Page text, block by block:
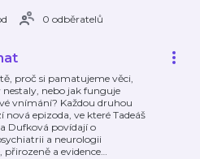
0 odběratelů
proč si pamatujeme věci,
nestaly, nebo jak funguje
vnímání? Každou druhou
nová epizoda, ve které Tadeáš
Dufková povídají o
a neurologii
a evidence…